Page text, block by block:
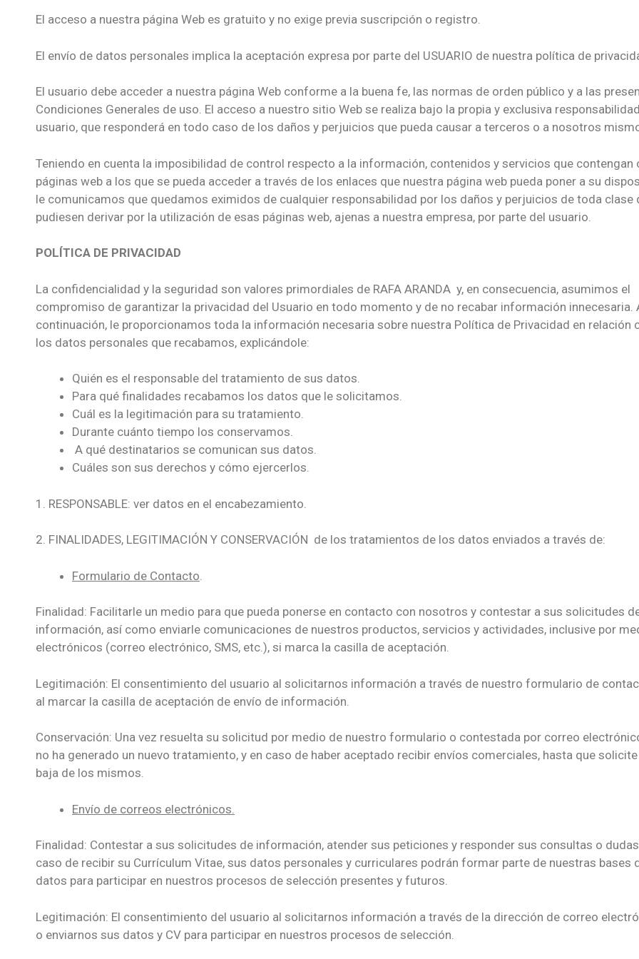
El acceso a nuestra página Web es gratuito y no exige previa suscripción o registro.
El envío de datos personales implica la aceptación expresa por parte del USUARIO de nuestra política de
El usuario debe acceder a nuestra página Web conforme a la buena fe, las normas de orden público y a las
Condiciones Generales de uso. El acceso a nuestro sitio Web se realiza bajo la propia y exclusiva
usuario, que responderá en todo caso de los daños y perjuicios que pueda causar a terceros o a nosotros
Teniendo en cuenta la imposibilidad de control respecto a la información, contenidos y servicios que contengan
páginas web a los que se pueda acceder a través de los enlaces que nuestra página web pueda poner a su
le comunicamos que quedamos eximidos de cualquier responsabilidad por los daños y perjuicios de toda clase
pudiesen derivar por la utilización de esas páginas web, ajenas a nuestra empresa, por parte del usuario.
POLÍTICA DE PRIVACIDAD
La confidencialidad y la seguridad son valores primordiales de RAFA ARANDA y, en consecuencia, asumimos el
compromiso de garantizar la privacidad del Usuario en todo momento y de no recabar información innecesaria.
continuación, le proporcionamos toda la información necesaria sobre nuestra Política de Privacidad en relación
los datos personales que recabamos, explicándole:
Quién es el responsable del tratamiento de sus datos.
Para qué finalidades recabamos los datos que le solicitamos.
Cuál es la legitimación para su tratamiento.
Durante cuánto tiempo los conservamos.
A qué destinatarios se comunican sus datos.
Cuáles son sus derechos y cómo ejercerlos.
1. RESPONSABLE: ver datos en el encabezamiento.
2. FINALIDADES, LEGITIMACIÓN Y CONSERVACIÓN de los tratamientos de los datos enviados a través de:
Formulario de Contacto
Finalidad: Facilitarle un medio para que pueda ponerse en contacto con nosotros y contestar a sus solicitudes
información, así como enviarle comunicaciones de nuestros productos, servicios y actividades, inclusive por
electrónicos (correo electrónico, SMS, etc.), si marca la casilla de aceptación.
Legitimación: El consentimiento del usuario al solicitarnos información a través de nuestro formulario de
al marcar la casilla de aceptación de envío de información.
Conservación: Una vez resuelta su solicitud por medio de nuestro formulario o contestada por correo
no ha generado un nuevo tratamiento, y en caso de haber aceptado recibir envíos comerciales, hasta que
baja de los mismos.
Envío de correos electrónicos.
Finalidad: Contestar a sus solicitudes de información, atender sus peticiones y responder sus consultas o
caso de recibir su Currículum Vitae, sus datos personales y curriculares podrán formar parte de nuestras bases
datos para participar en nuestros procesos de selección presentes y futuros.
Legitimación: El consentimiento del usuario al solicitarnos información a través de la dirección de correo
o enviarnos sus datos y CV para participar en nuestros procesos de selección.